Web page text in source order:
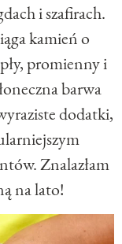
i szafirach.
kamień o
promienny i
barwa
dodatki,
Znalazłam
na lato!